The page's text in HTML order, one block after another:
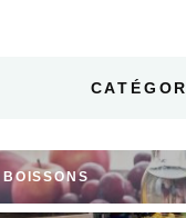
BOISSONS